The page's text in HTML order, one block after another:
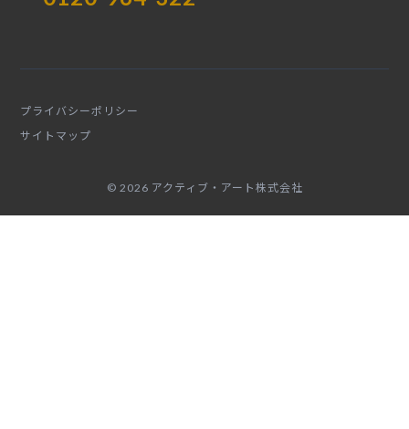
プライバシーポリシー
サイトマップ
© 2026 アクティブ・アート株式会社